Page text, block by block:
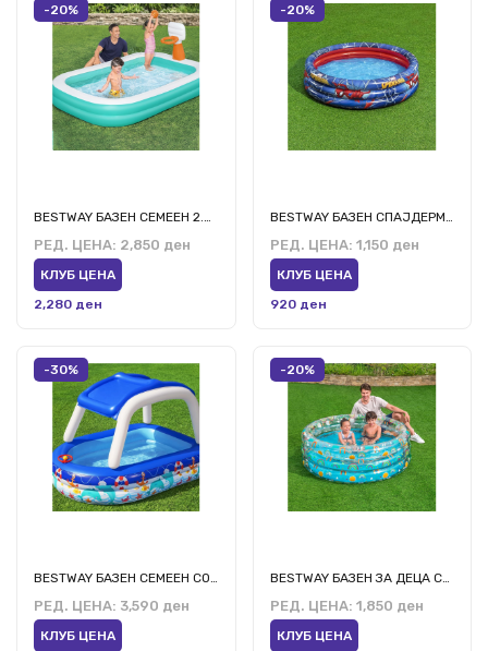
-20%
BESTWAY БАЗЕН СЕМЕЕН 2.55М/1.66М
РЕД. ЦЕНА: 2,850 ден
КЛУБ ЦЕНА
2,280 ден
-20%
BESTWAY БАЗЕН СПАЈДЕРМЕН Ф48'*Х12/Ф1,22М*Х30СМ
РЕД. ЦЕНА: 1,150 ден
КЛУБ ЦЕНА
920 ден
-30%
РЕД. ЦЕНА: 3,590 ден
КЛУБ ЦЕНА
-20%
BESTWAY БАЗЕН ЗА ДЕЦА СО 3 ПРСТЕНИ 1.5М/53СМ
РЕД. ЦЕНА: 1,850 ден
КЛУБ ЦЕНА